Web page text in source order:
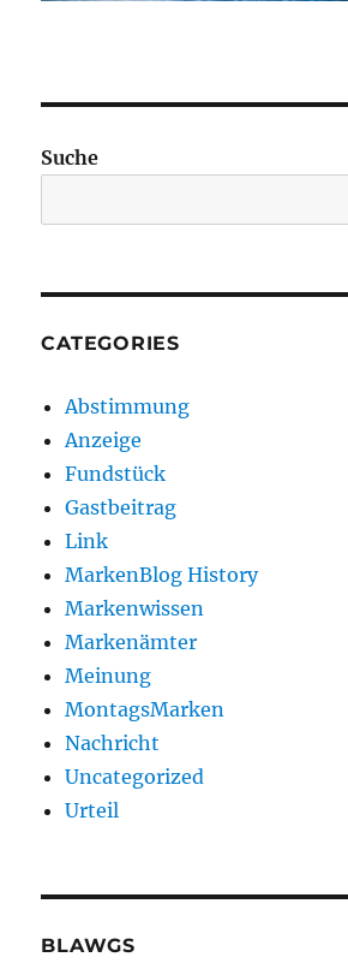
Suche
CATEGORIES
Abstimmung
Anzeige
Fundstück
Gastbeitrag
Link
MarkenBlog History
Markenwissen
Markenämter
Meinung
MontagsMarken
Nachricht
Uncategorized
Urteil
BLAWGS